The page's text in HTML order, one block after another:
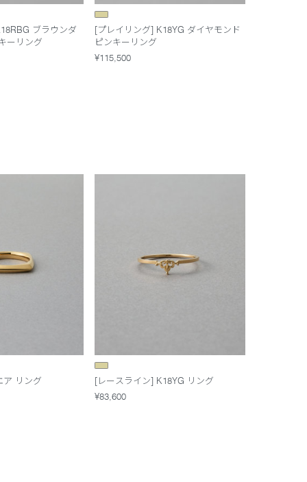
ブラウンダ
ーリング
[プレイリング] K18YG ダイヤモンド
ピンキーリング
¥115,500
ア リング
[レースライン] K18YG リング
¥83,600